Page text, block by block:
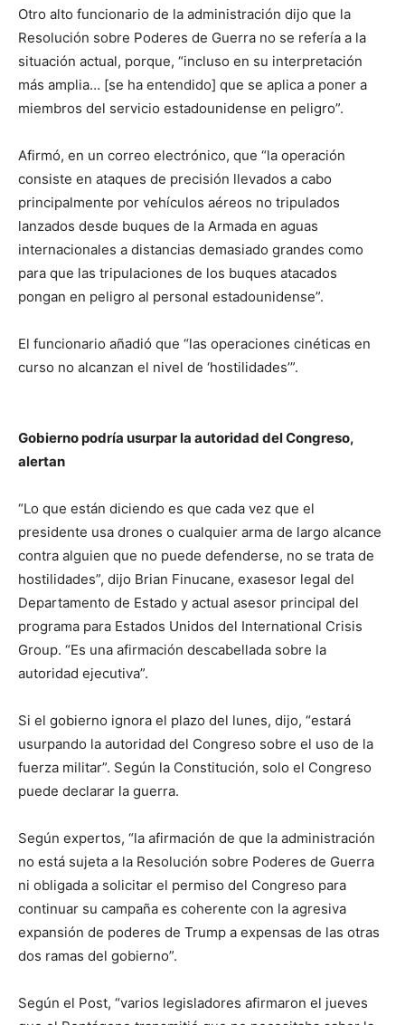
Otro alto funcionario de la administración dijo que la
Resolución sobre Poderes de Guerra no se refería a la
situación actual, porque, “incluso en su interpretación
más amplia… [se ha entendido] que se aplica a poner a
miembros del servicio estadounidense en peligro”.
Afirmó, en un correo electrónico, que “la operación
consiste en ataques de precisión llevados a cabo
principalmente por vehículos aéreos no tripulados
lanzados desde buques de la Armada en aguas
internacionales a distancias demasiado grandes como
para que las tripulaciones de los buques atacados
pongan en peligro al personal estadounidense”.
El funcionario añadió que “las operaciones cinéticas en
curso no alcanzan el nivel de ‘hostilidades’”.
Gobierno podría usurpar la autoridad del Congreso,
alertan
“Lo que están diciendo es que cada vez que el
presidente usa drones o cualquier arma de largo alcance
contra alguien que no puede defenderse, no se trata de
hostilidades”, dijo Brian Finucane, exasesor legal del
Departamento de Estado y actual asesor principal del
programa para Estados Unidos del International Crisis
Group. “Es una afirmación descabellada sobre la
autoridad ejecutiva”.
Si el gobierno ignora el plazo del lunes, dijo, “estará
usurpando la autoridad del Congreso sobre el uso de la
fuerza militar”. Según la Constitución, solo el Congreso
puede declarar la guerra.
Según expertos, “la afirmación de que la administración
no está sujeta a la Resolución sobre Poderes de Guerra
ni obligada a solicitar el permiso del Congreso para
continuar su campaña es coherente con la agresiva
expansión de poderes de Trump a expensas de las otras
dos ramas del gobierno”.
Según el Post, “varios legisladores afirmaron el jueves